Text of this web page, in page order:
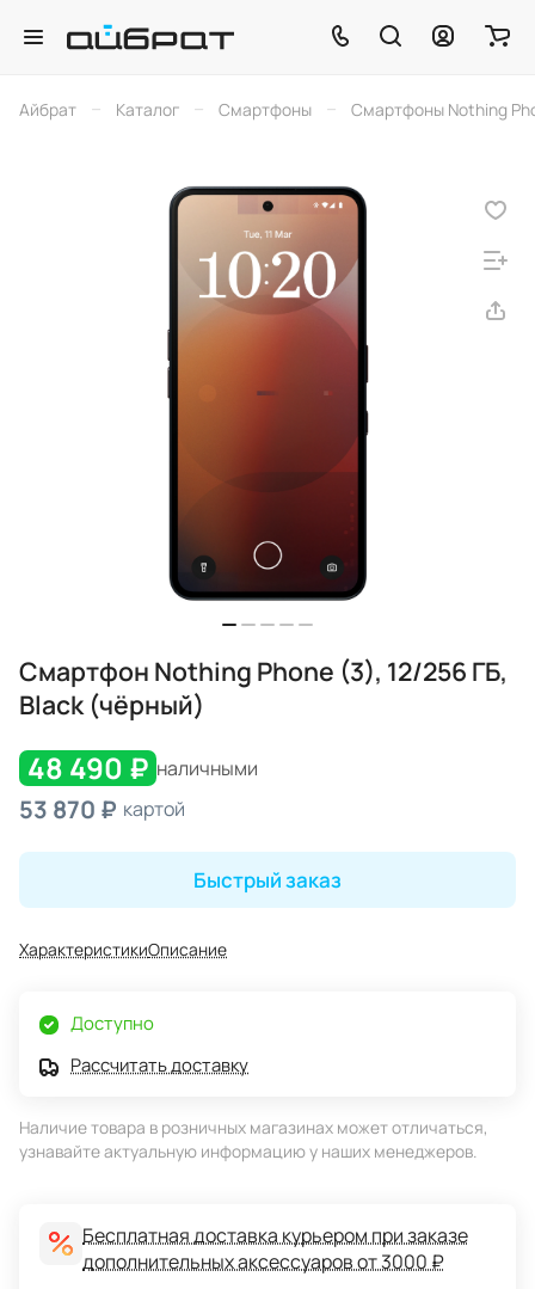
Айбрат – Каталог – Смартфоны – Смартфоны Nothing
Смартфон Nothing Phone (3), 12/256 ГБ,
Black (чёрный)
48 490 ₽ наличными
53 870 ₽ картой
Быстрый заказ
ХарактеристикиОписание
Доступно
Рассчитать доставку
Наличие товара в розничных магазинах может отличаться,
узнавайте актуальную информацию у наших менеджеров.
Бесплатная доставка курьером при заказе
дополнительных аксессуаров от 3000 ₽